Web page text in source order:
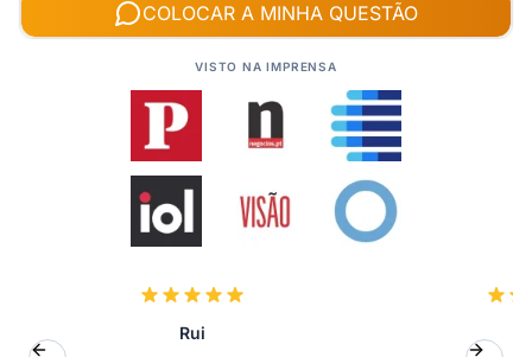
COLOCAR A MINHA QUESTÃO
VISTO NA IMPRENSA
Rui